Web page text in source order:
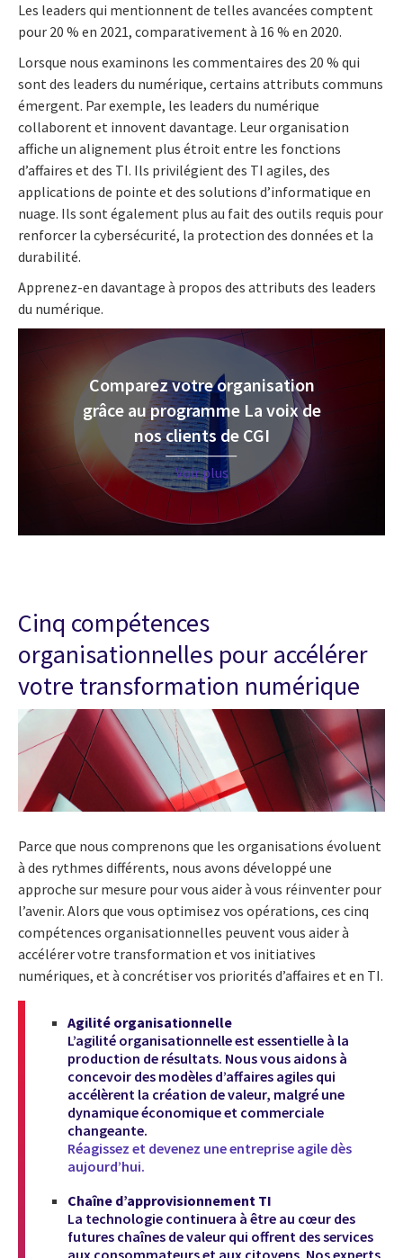
Les leaders qui mentionnent de telles avancées comptent
pour 20 % en 2021, comparativement à 16 % en 2020.
Lorsque nous examinons les commentaires des 20 % qui
sont des leaders du numérique, certains attributs communs
émergent. Par exemple, les leaders du numérique
collaborent et innovent davantage. Leur organisation
affiche un alignement plus étroit entre les fonctions
d’affaires et des TI. Ils privilégient des TI agiles, des
applications de pointe et des solutions d’informatique en
nuage. Ils sont également plus au fait des outils requis pour
renforcer la cybersécurité, la protection des données et la
durabilité.
Apprenez-en davantage à propos des attributs des leaders
du numérique.
Comparez votre organisation
grâce au programme La voix de
nos clients de CGI
Voir plus
Cinq compétences
organisationnelles pour accélérer
votre transformation numérique
Parce que nous comprenons que les organisations évoluent
à des rythmes différents, nous avons développé une
approche sur mesure pour vous aider à vous réinventer pour
l’avenir. Alors que vous optimisez vos opérations, ces cinq
compétences organisationnelles peuvent vous aider à
accélérer votre transformation et vos initiatives
numériques, et à concrétiser vos priorités d’affaires et en TI.
Agilité organisationnelle
L’agilité organisationnelle est essentielle à la
production de résultats. Nous vous aidons à
concevoir des modèles d’affaires agiles qui
accélèrent la création de valeur, malgré une
dynamique économique et commerciale
changeante.
Réagissez et devenez une entreprise agile dès
aujourd’hui.
Chaîne d’approvisionnement TI
La technologie continuera à être au cœur des
futures chaînes de valeur qui offrent des services